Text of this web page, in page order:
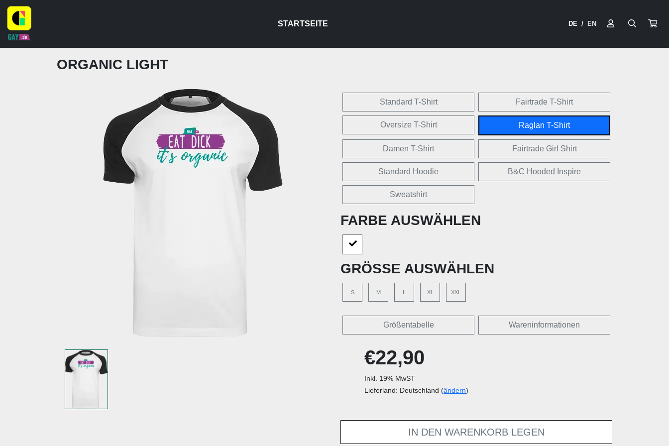
STARTSEITE DE / EN
ORGANIC LIGHT
Standard T-Shirt Fairtrade T-Shirt
Oversize T-Shirt Raglan T-Shirt
Damen T-Shirt Fairtrade Girl Shirt
Standard Hoodie B&C Hooded Inspire
Sweatshirt
FARBE AUSWÄHLEN
GRÖSSE AUSWÄHLEN
S M L XL XXL
Größentabelle Wareninformationen
€22,90
Inkl. 19% MwST
Lieferland: Deutschland (ändern)
IN DEN WARENKORB LEGEN